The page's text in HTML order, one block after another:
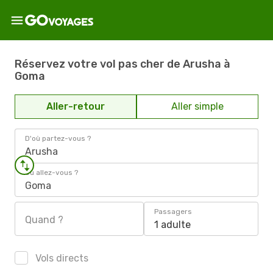
Réservez votre vol pas cher de Arusha à
Goma
Aller-retour Aller simple
D'où partez-vous ?
Arusha
Où allez-vous ?
Goma
Quand ?
Passagers
1 adulte
Vols directs